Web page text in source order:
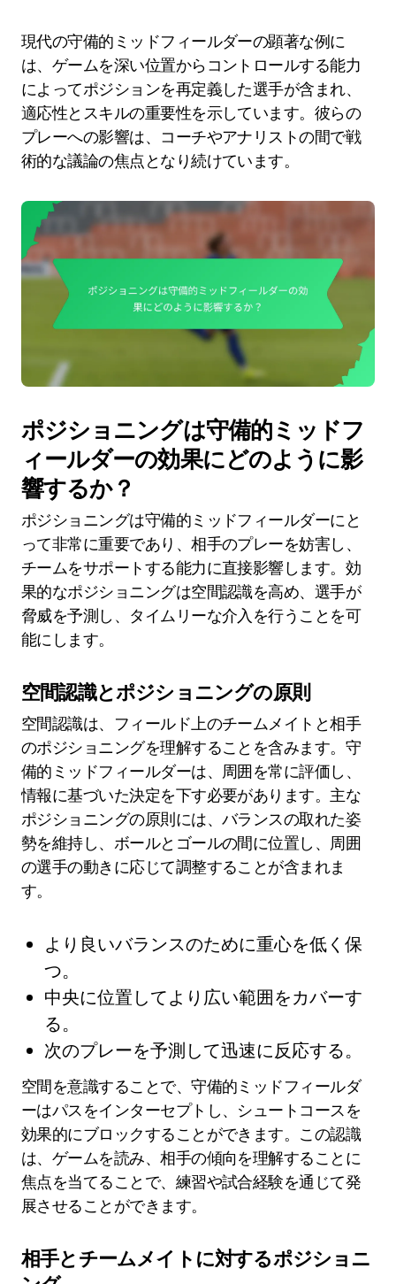
現代の守備的ミッドフィールダーの顕著な例に
は、ゲームを深い位置からコントロールする能力
によってポジションを再定義した選手が含まれ、
適応性とスキルの重要性を示しています。彼らの
プレーへの影響は、コーチやアナリストの間で戦
術的な議論の焦点となり続けています。
ポジショニングは守備的ミッドフ
ィールダーの効果にどのように影
響するか？
ポジショニングは守備的ミッドフィールダーにと
って非常に重要であり、相手のプレーを妨害し、
チームをサポートする能力に直接影響します。効
果的なポジショニングは空間認識を高め、選手が
脅威を予測し、タイムリーな介入を行うことを可
能にします。
空間認識とポジショニングの原則
空間認識は、フィールド上のチームメイトと相手
のポジショニングを理解することを含みます。守
備的ミッドフィールダーは、周囲を常に評価し、
情報に基づいた決定を下す必要があります。主な
ポジショニングの原則には、バランスの取れた姿
勢を維持し、ボールとゴールの間に位置し、周囲
の選手の動きに応じて調整することが含まれま
す。
より良いバランスのために重心を低く保
つ。
中央に位置してより広い範囲をカバーす
る。
次のプレーを予測して迅速に反応する。
空間を意識することで、守備的ミッドフィールダ
ーはパスをインターセプトし、シュートコースを
効果的にブロックすることができます。この認識
は、ゲームを読み、相手の傾向を理解することに
焦点を当てることで、練習や試合経験を通じて発
展させることができます。
相手とチームメイトに対するポジショニ